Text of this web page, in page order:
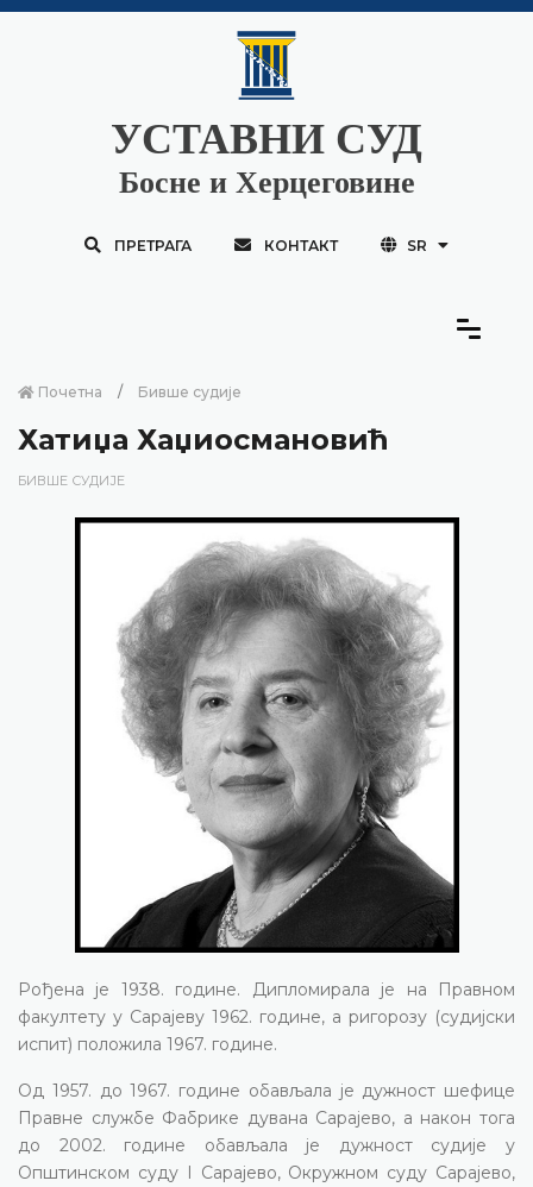
УСТАВНИ СУД
Босне и Херцеговине
ПРЕТРАГА КОНТАКТ SR
Почетна Бивше судије
Хатиџа Хаџиосмановић
БИВШЕ СУДИЈЕ
Рођена је 1938. године. Дипломирала је на Правном
факултету у Сарајеву 1962. године, а ригорозу (судијски
испит) положила 1967. године.
Од 1957. до 1967. године обављала је дужност шефице
Правне службе Фабрике дувана Сарајево, а након тога
до 2002. године обављала је дужност судије у
Општинском суду I Сарајево, Окружном суду Сарајево,